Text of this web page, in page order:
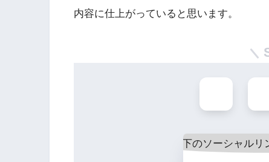
内容に仕上がっていると思います。